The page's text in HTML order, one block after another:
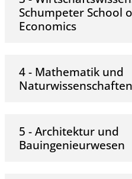
Schumpeter School
Economics
4 - Mathematik und
Naturwissenschaften
5 - Architektur und
Bauingenieurwesen